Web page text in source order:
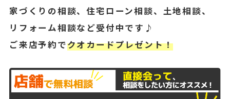
家づくりの相談、住宅ローン相談、土地相談、
リフォーム相談など受付中です♪
ご来店予約でクオカードプレゼント！